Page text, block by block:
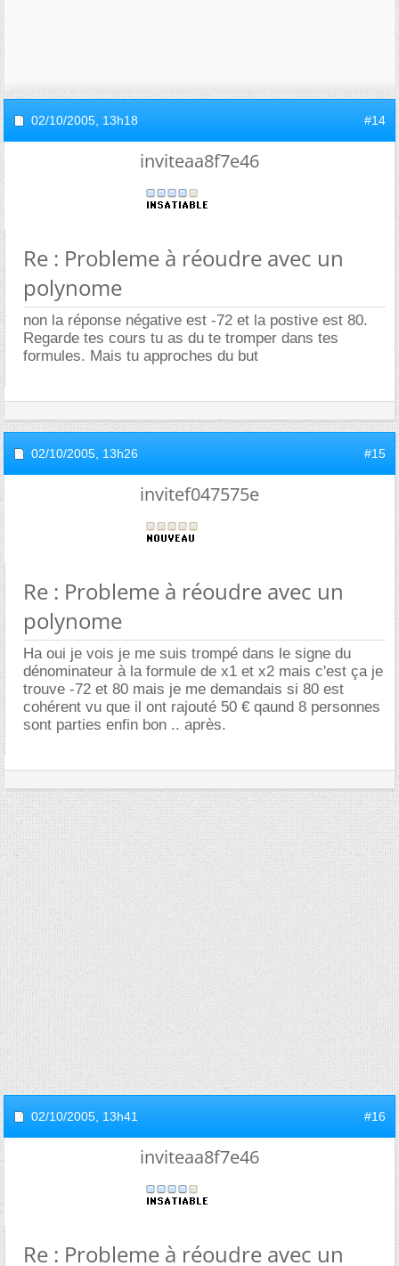
02/10/2005, 13h18 #14
inviteaa8f7e46
Re : Probleme à réoudre avec un
polynome
non la réponse négative est -72 et la postive est 80.
Regarde tes cours tu as du te tromper dans tes
formules. Mais tu approches du but
02/10/2005, 13h26 #15
invitef047575e
Re : Probleme à réoudre avec un
polynome
Ha oui je vois je me suis trompé dans le signe du
dénominateur à la formule de x1 et x2 mais c'est ça je
trouve -72 et 80 mais je me demandais si 80 est
cohérent vu que il ont rajouté 50 € qaund 8 personnes
sont parties enfin bon .. après.
02/10/2005, 13h41 #16
inviteaa8f7e46
Re : Probleme à réoudre avec un